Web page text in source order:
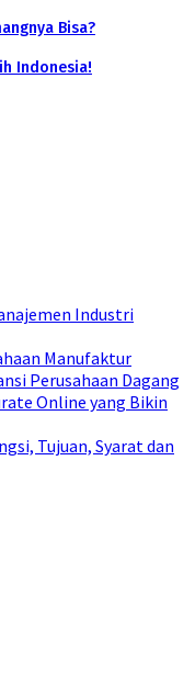
Bisa?
Indonesia!
Industri
Manufaktur
Perusahaan Dagang
Online yang Bikin
Tujuan, Syarat dan